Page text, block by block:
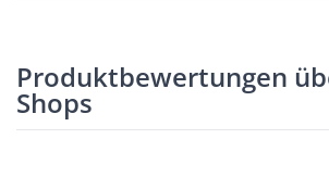
Produktbewertungen
Shops